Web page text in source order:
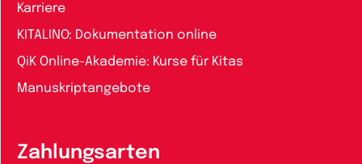
Karriere
KITALINO: Dokumentation online
QiK Online-Akademie: Kurse für Kitas
Manuskriptangebote
Zahlungsarten